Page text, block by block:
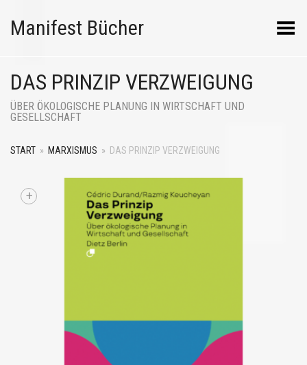
Manifest Bücher Menü umschalten
DAS PRINZIP VERZWEIGUNG
ÜBER ÖKOLOGISCHE PLANUNG IN WIRTSCHAFT UND
GESELLSCHAFT
START » MARXISMUS » DAS PRINZIP VERZWEIGUNG
+